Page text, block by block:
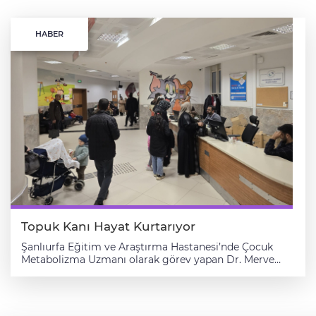
HABER
Topuk Kanı Hayat Kurtarıyor
Şanlıurfa Eğitim ve Araştırma Hastanesi’nde Çocuk
Metabolizma Uzmanı olarak görev yapan Dr. Merve